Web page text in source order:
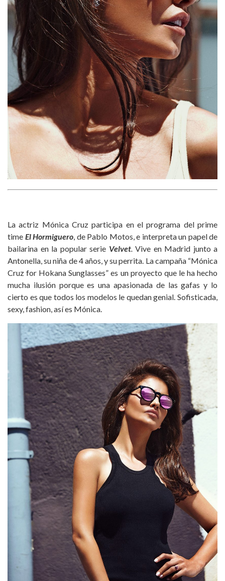
La actriz Mónica Cruz participa en el programa del prime
time El Hormiguero , de Pablo Motos, e interpreta un papel de
bailarina en la popular serie Velvet. Vive en Madrid junto a
Antonella, su niña de 4 años, y su perrita. La campaña “Mónica
Cruz for Hokana Sunglasses” es un proyecto que le ha hecho
mucha ilusión porque es una apasionada de las gafas y lo
cierto es que todos los modelos le quedan genial. Sofisticada,
sexy, fashion, así es Mónica.